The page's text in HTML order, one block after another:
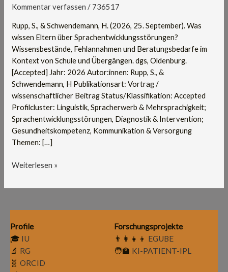
Kommentar verfassen / 736517
Rupp, S., & Schwendemann, H. (2026, 25. September). Was
wissen Eltern über Sprachentwicklungsstörungen?
Wissensbestände, Fehlannahmen und Beratungsbedarfe im
Kontext von Schule und Übergängen. dgs, Oldenburg.
[Accepted] Jahr: 2026 Autor:innen: Rupp, S., &
Schwendemann, H Publikationsart: Vortrag /
wissenschaftlicher Beitrag Status/Klassifikation: Accepted
Profilcluster: Linguistik, Spracherwerb & Mehrsprachigkeit;
Sprachentwicklungsstörungen, Diagnostik & Intervention;
Gesundheitskompetenz, Kommunikation & Versorgung
Themen: […]
und
im
Kontext
von
Schule
und
Übergängen
Weiterlesen »
Profile
🎓 IU
🔬 RG
🧬 ORCID
Forschungsprojekte
👨‍👩‍👧‍👦 EGUBE
🧑‍🏫 KI-PATIENT-IPL